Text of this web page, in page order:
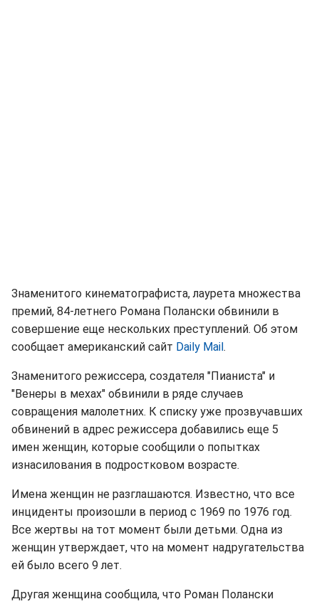
Знаменитого кинематографиста, лаурета множества
премий, 84-летнего Романа Полански обвинили в
совершение еще нескольких преступлений. Об этом
сообщает американский сайт Daily Mail.
Знаменитого режиссера, создателя "Пианиста" и
"Венеры в мехах" обвинили в ряде случаев
совращения малолетних. К списку уже прозвучавших
обвинений в адрес режиссера добавились еще 5
имен женщин, которые сообщили о попытках
изнасилования в подростковом возрасте.
Имена женщин не разглашаются. Известно, что все
инциденты произошли в период с 1969 по 1976 год.
Все жертвы на тот момент были детьми. Одна из
женщин утверждает, что на момент надругательства
ей было всего 9 лет.
Другая женщина сообщила, что Роман Полански